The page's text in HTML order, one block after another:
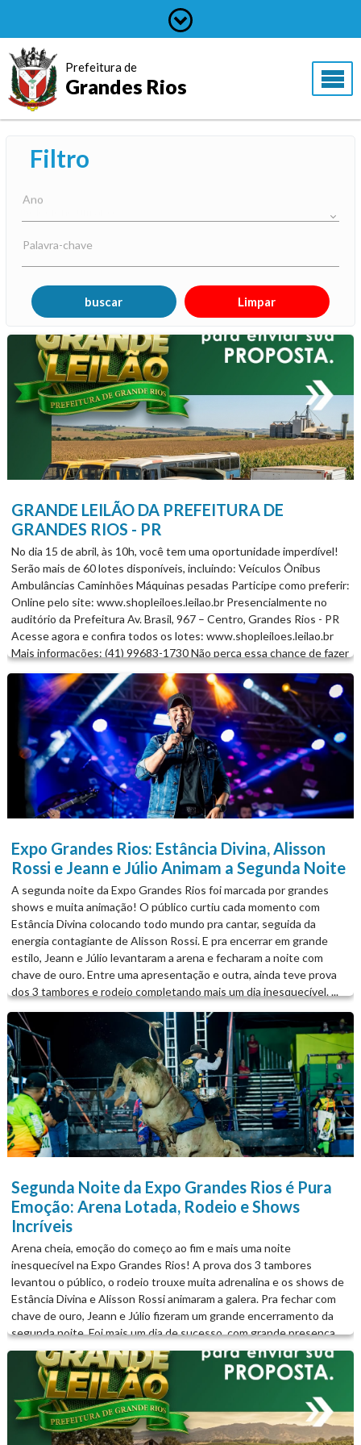
Prefeitura de
Grandes Rios
Filtro
Ano
Palavra-chave
GRANDE LEILÃO DA PREFEITURA DE
GRANDES RIOS - PR
No dia 15 de abril, às 10h, você tem uma oportunidade imperdível!
Serão mais de 60 lotes disponíveis, incluindo: Veículos Ônibus
Ambulâncias Caminhões Máquinas pesadas Participe como preferir:
Online pelo site: www.shopleiloes.leilao.br Presencialmente no
auditório da Prefeitura Av. Brasil, 967 – Centro, Grandes Rios - PR
Acesse agora e confira todos os lotes: www.shopleiloes.leilao.br
Mais informações: (41) 99683-1730 Não perca essa chance de fazer
Expo Grandes Rios: Estância Divina, Alisson
Rossi e Jeann e Júlio Animam a Segunda Noite
A segunda noite da Expo Grandes Rios foi marcada por grandes
shows e muita animação! O público curtiu cada momento com
Estância Divina colocando todo mundo pra cantar, seguida da
energia contagiante de Alisson Rossi. E pra encerrar em grande
estilo, Jeann e Júlio levantaram a arena e fecharam a noite com
chave de ouro. Entre uma apresentação e outra, ainda teve prova
dos 3 tambores e rodeio completando mais um dia inesquecível. ...
Segunda Noite da Expo Grandes Rios é Pura
Emoção: Arena Lotada, Rodeio e Shows
Incríveis
Arena cheia, emoção do começo ao fim e mais uma noite
inesquecível na Expo Grandes Rios! A prova dos 3 tambores
levantou o público, o rodeio trouxe muita adrenalina e os shows de
Estância Divina e Alisson Rossi animaram a galera. Pra fechar com
chave de ouro, Jeann e Júlio fizeram um grande encerramento da
segunda noite. Foi mais um dia de sucesso, com grande presença
do público e muita festa!...